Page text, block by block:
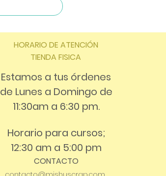
HORARIO DE ATENCIÓN
TIENDA FISICA
Estamos a tus órdenes
de Lunes a Domingo de
11:30am a 6:30 pm.
Horario para cursos;
12:30 am a 5:00 pm
CONTACTO